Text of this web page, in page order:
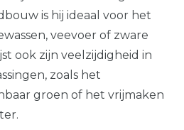
is hij ideaal voor het
veevoer of zware
ook zijn veelzijdigheid in
zoals het
groen of het vrijmaken